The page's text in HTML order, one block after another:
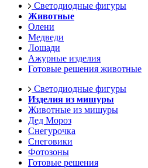
Светодиодные фигуры
Животные
Олени
Медведи
Лошади
Ажурные изделия
Готовые решения животные
Светодиодные фигуры
Изделия из мишуры
Животные из мишуры
Дед Мороз
Снегурочка
Снеговики
Фотозоны
Готовые решения